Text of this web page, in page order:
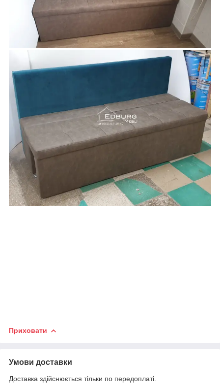
Приховати
Умови доставки
Доставка здійснюється тільки по передоплаті.